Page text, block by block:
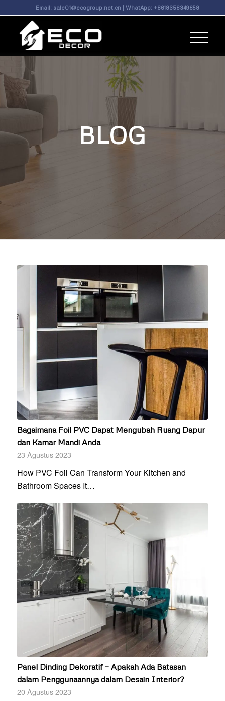
Email: sale01@ecogroup.net.cn| WhatApp: +8618358349658
BLOG
Bagaimana Foil PVC Dapat Mengubah Ruang Dapur
dan Kamar Mandi Anda
23 Agustus 2023
How PVC Foil Can Transform Your Kitchen and
Bathroom Spaces It…
Panel Dinding Dekoratif – Apakah Ada Batasan
dalam Penggunaannya dalam Desain Interior?
20 Agustus 2023